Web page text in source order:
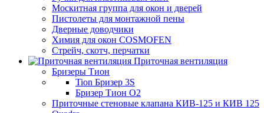
Москитная группа для окон и дверей
Пистолеты для монтажной пены
Дверные доводчики
Химия для окон COSMOFEN
Стрейч, скотч, перчатки
Приточная вентиляция
Бризеры Тион
Tion Бризер 3S
Бризер Тион О2
Приточные стеновые клапана КИВ-125 и КИВ 125